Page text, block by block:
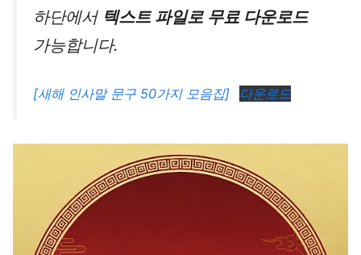
하단에서 텍스트 파일로 무료 다운로드
가능합니다.
[새해 인사말 문구 50가지 모음집] 다운로드